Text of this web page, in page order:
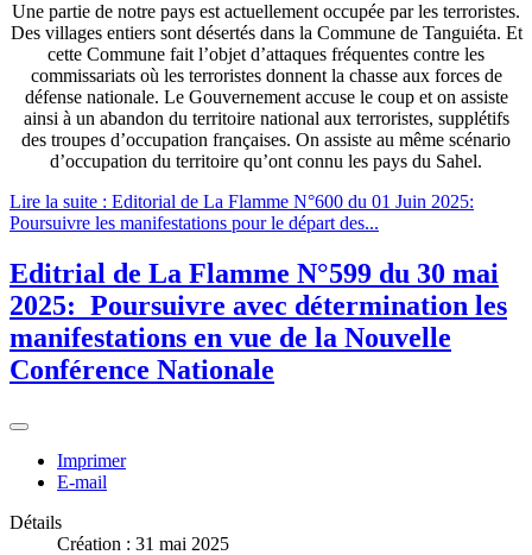
Une partie de notre pays est actuellement occupée par les terroristes.
Des villages entiers sont désertés dans la Commune de Tanguiéta. Et
cette Commune fait l’objet d’attaques fréquentes contre les
commissariats où les terroristes donnent la chasse aux forces de
défense nationale. Le Gouvernement accuse le coup et on assiste
ainsi à un abandon du territoire national aux terroristes, supplétifs
des troupes d’occupation françaises. On assiste au même scénario
d’occupation du territoire qu’ont connu les pays du Sahel.
Lire la suite : Editorial de La Flamme N°600 du 01 Juin 2025:
Poursuivre les manifestations pour le départ des...
Editrial de La Flamme N°599 du 30 mai
2025: Poursuivre avec détermination les
manifestations en vue de la Nouvelle
Conférence Nationale
Imprimer
E-mail
Détails
Création : 31 mai 2025